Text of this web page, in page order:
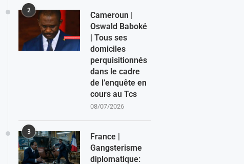
2
Cameroun |
Oswald Baboké
| Tous ses
domiciles
perquisitionnés
dans le cadre
de l’enquête en
cours au Tcs
08/07/2026
3
France |
Gangsterisme
diplomatique: